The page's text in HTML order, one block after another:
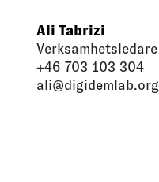
Ali Tabrizi
Verksamhetsledare
+46 703 103 304
ali@digidemlab.org